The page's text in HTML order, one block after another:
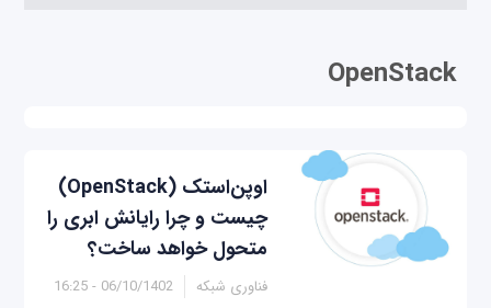
OpenStack
اوپن‌استک (OpenStack)
چیست و چرا رایانش ابری را
متحول خواهد ساخت؟
فناوری شبکه 06/10/1402 - 16:25